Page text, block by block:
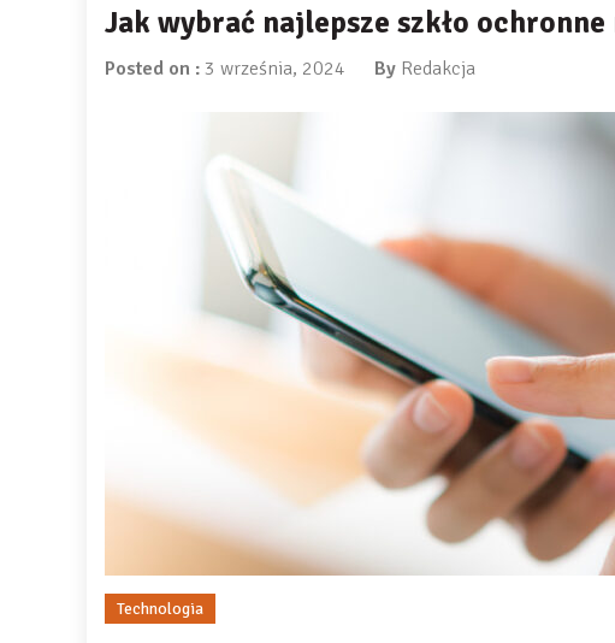
Jak wybrać najlepsze szkło
Posted on : 3 września, 2024 By Redakcja
Technologia